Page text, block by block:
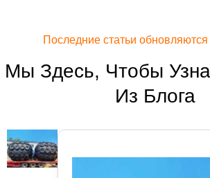
Последние статьи
Мы Здесь, Чтобы
Из Блога